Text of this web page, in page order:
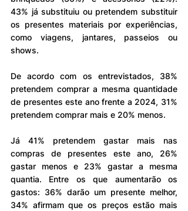
43% já substituiu ou pretendem substituir
os presentes materiais por experiências,
como viagens, jantares, passeios ou
shows.
De acordo com os entrevistados, 38%
pretendem comprar a mesma quantidade
de presentes este ano frente a 2024, 31%
pretendem comprar mais e 20% menos.
Já 41% pretendem gastar mais nas
compras de presentes este ano, 26%
gastar menos e 23% gastar a mesma
quantia. Entre os que aumentarão os
gastos: 36% darão um presente melhor,
34% afirmam que os preços estão mais